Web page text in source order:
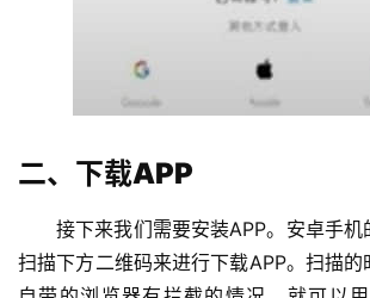
二、下载APP
接下来我们需要安装APP。安卓手
扫描下方二维码来进行下载APP。扫描